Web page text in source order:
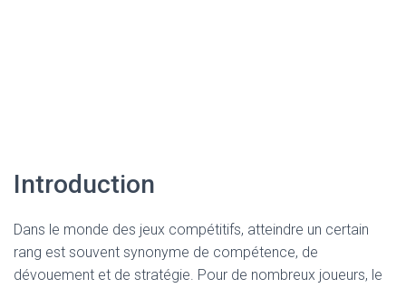
Introduction
Dans le monde des jeux compétitifs, atteindre un certain
rang est souvent synonyme de compétence, de
dévouement et de stratégie. Pour de nombreux joueurs, le